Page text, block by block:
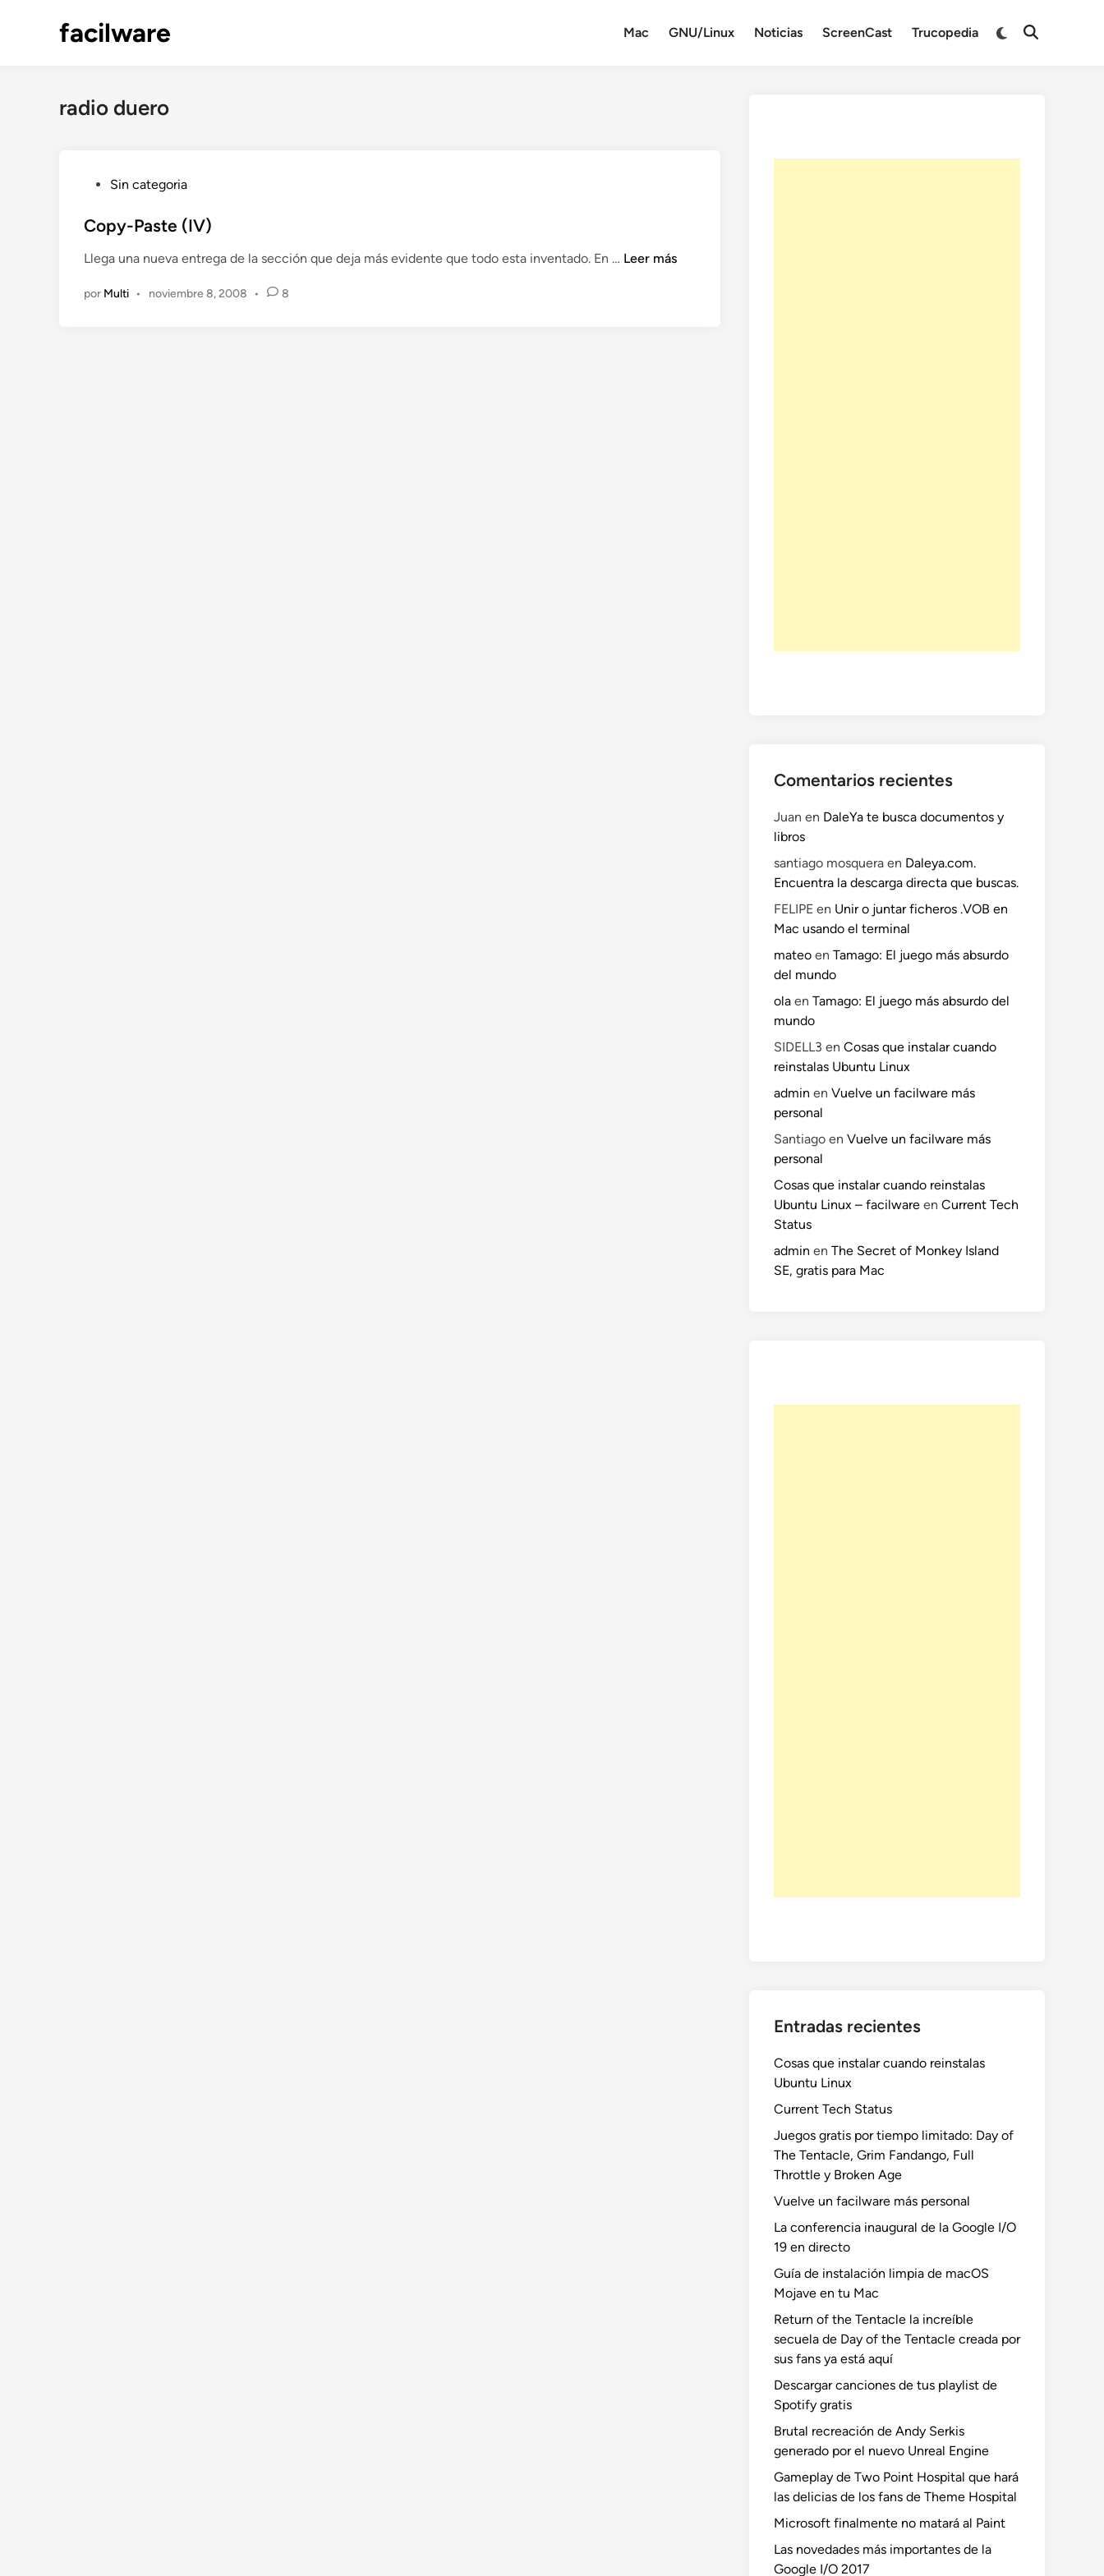
facilware Mac GNU/Linux Noticias ScreenCast Trucopedia
radio duero
b
i
a
Sin categoria
Copy-Paste (IV)
Llega una nueva entrega de la sección que deja más evidente que todo esta inventado. En … C
Leer más
por Multi • noviembre 8, 2008 • 8
Comentarios recientes
Juan en DaleYa te busca documentos y
libros
santiago mosquera en Daleya.com.
Encuentra la descarga directa que buscas.
FELIPE en Unir o juntar ficheros .VOB en
Mac usando el terminal
mateo en Tamago: El juego más absurdo
del mundo
ola en Tamago: El juego más absurdo del
mundo
SIDELL3 en Cosas que instalar cuando
reinstalas Ubuntu Linux
admin en Vuelve un facilware más
personal
Santiago en Vuelve un facilware más
personal
Cosas que instalar cuando reinstalas
Ubuntu Linux – facilware en Current Tech
Status
admin en The Secret of Monkey Island
SE, gratis para Mac
Entradas recientes
Cosas que instalar cuando reinstalas
Ubuntu Linux
Current Tech Status
Juegos gratis por tiempo limitado: Day of
The Tentacle, Grim Fandango, Full
Throttle y Broken Age
Vuelve un facilware más personal
La conferencia inaugural de la Google I/O
19 en directo
Guía de instalación limpia de macOS
Mojave en tu Mac
Return of the Tentacle la increíble
secuela de Day of the Tentacle creada por
sus fans ya está aquí
Descargar canciones de tus playlist de
Spotify gratis
Brutal recreación de Andy Serkis
generado por el nuevo Unreal Engine
Gameplay de Two Point Hospital que hará
las delicias de los fans de Theme Hospital
Microsoft finalmente no matará al Paint
Las novedades más importantes de la
Google I/O 2017